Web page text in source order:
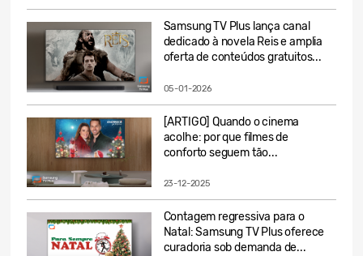
Samsung TV Plus lança canal
dedicado à novela Reis e amplia
oferta de conteúdos gratuitos...
05-01-2026
[ARTIGO] Quando o cinema
acolhe: por que filmes de
conforto seguem tão...
23-12-2025
Contagem regressiva para o
Natal: Samsung TV Plus oferece
curadoria sob demanda de...